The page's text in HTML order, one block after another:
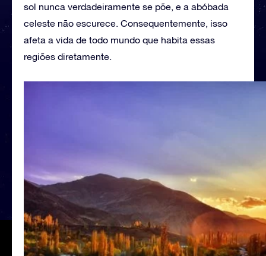
sol nunca verdadeiramente se põe, e a abóbada
celeste não escurece. Consequentemente, isso
afeta a vida de todo mundo que habita essas
regiões diretamente.